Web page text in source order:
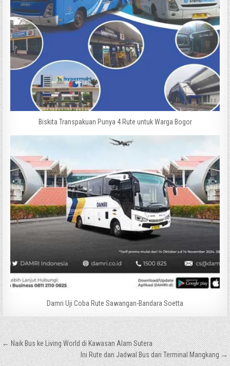
Biskita Transpakuan Punya 4 Rute untuk Warga Bogor
Damri Uji Coba Rute Sawangan-Bandara Soetta
Navigasi
pos
← Naik Bus ke Living World di Kawasan Alam Sutera
Ini Rute dan Jadwal Bus dari Terminal Mangkang →